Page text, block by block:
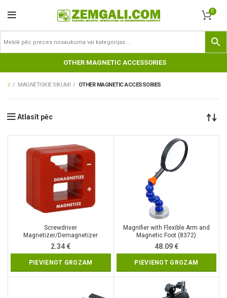
0
OTHER MAGNETIC ACCESSORIES
MAGNETISKIE SIKUMI OTHER MAGNETIC ACCESSORIES
Atlasīt pēc
Screwdriver
Magnetizer/Demagnetizer
(QJ7055)
2.34€
PIEVIENOT GROZAM
Magnifier with Flexible Arm and
Magnetic Foot (8372)
48.09€
PIEVIENOT GROZAM